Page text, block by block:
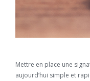
Mettre en place une
aujourd’hui simple et